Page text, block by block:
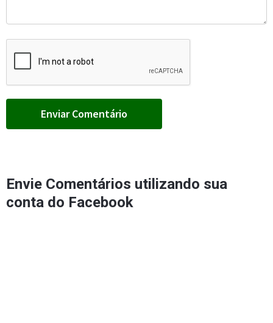
Envie Comentários utilizando sua
conta do Facebook